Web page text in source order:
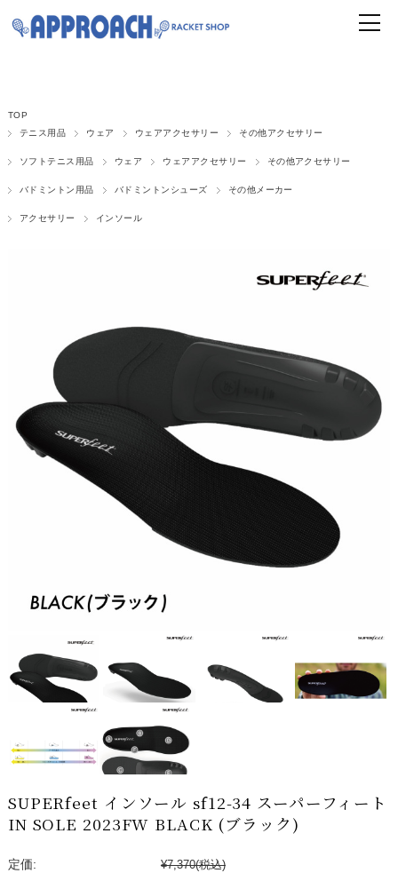
TOP
テニス用品
ウェア ウェアアクセサリー その他アクセサリー
ソフトテニス用品 ウェア ウェアアクセサリー その他アクセサリー
バドミントン用品 バドミントンシューズ その他メーカー
アクセサリー インソール
SUPERfeet インソール sf12-34 スーパーフィート
IN SOLE 2023FW BLACK (ブラック)
定価: ¥7,370(税込)